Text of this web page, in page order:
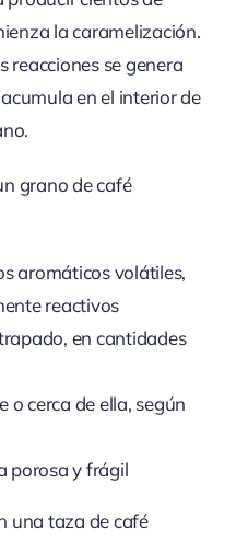
la caramelización.
reacciones se genera
en el interior de
grano de café
aromáticos volátiles,
reactivos
en cantidades
o cerca de ella, según
porosa y frágil
una taza de café